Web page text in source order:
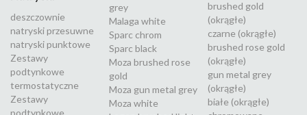
deszczownie
natryski przesuwne
natryski punktowe
Zestawy
podtynkowe
termostatyczne
Zestawy
grey
Malaga white
Sparc chrom
Sparc black
Moza brushed rose
gold
Moza gun metal grey
Moza white
brushed gold
(okrągłe)
czarne (okrągłe)
brushed rose gold
(okrągłe)
gun metal grey
(okrągłe)
białe (okrągłe)